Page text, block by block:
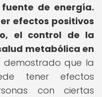
de energía.
efectos positivos
el control de la
metabólica en
demostrado que la
tener efectos
con ciertas